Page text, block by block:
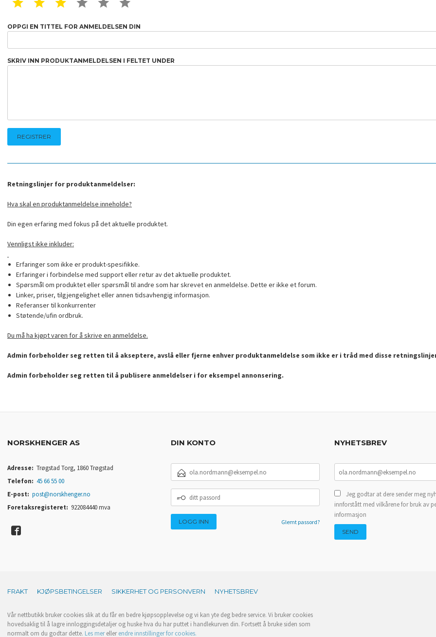
1 STAR2 STAR3 STAR4 STAR5 STAR
OPPGI EN TITTEL FOR ANMELDELSEN DIN
SKRIV INN PRODUKTANMELDELSEN I FELTET UNDER
Retningslinjer for produktanmeldelser:
Hva skal en produktanmeldelse inneholde?
Din egen erfaring med fokus på det aktuelle produktet.
Vennligst ikke inkluder:
Erfaringer som ikke er produkt-spesifikke.
Erfaringer i forbindelse med support eller retur av det aktuelle produktet.
Spørsmål om produktet eller spørsmål til andre som har skrevet en anmeldelse. Dette er ikke et forum.
Linker, priser, tilgjengelighet eller annen tidsavhengig informasjon.
Referanser til konkurrenter
Støtende/ufin ordbruk.
Du må ha kjøpt varen for å skrive en anmeldelse.
Admin forbeholder seg retten til å akseptere, avslå eller fjerne enhver produktanmeldelse som ikke er i tråd med disse
Admin forbeholder seg retten til å publisere anmeldelser i for eksempel annonsering.
NORSKHENGER AS
Adresse: Trøgstad Torg, 1860 Trøgstad
Telefon: 45 66 55 00
E-post: post@norskhenger.no
Foretaksregisteret: 922084440 mva
DIN KONTO
POSTADRESSE
PASSORD
Glemt passord?
NYHETSBREV
Jeg godtar at dere sender meg
innforstått med vilkårene for bruk av
informasjon
FRAKT KJØPSBETINGELSER SIKKERHET OG PERSONVERN NYHETSBREV
Vår nettbutikk bruker cookies slik at du får en bedre kjøpsopplevelse og vi kan yte deg bedre service. Vi bruker cookies
hovedsaklig til å lagre innloggingsdetaljer og huske hva du har puttet i handlekurven din. Fortsett å bruke siden som
normalt om du godtar dette. Les merellerendre innstillinger for cookies.